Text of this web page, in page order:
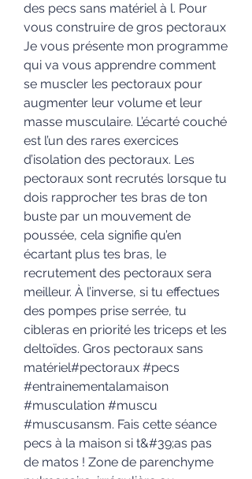
des pecs sans matériel à l. Pour
vous construire de gros pectoraux
Je vous présente mon programme
qui va vous apprendre comment
se muscler les pectoraux pour
augmenter leur volume et leur
masse musculaire. L’écarté couché
est l’un des rares exercices
d’isolation des pectoraux. Les
pectoraux sont recrutés lorsque tu
dois rapprocher tes bras de ton
buste par un mouvement de
poussée, cela signifie qu’en
écartant plus tes bras, le
recrutement des pectoraux sera
meilleur. À l’inverse, si tu effectues
des pompes prise serrée, tu
cibleras en priorité les triceps et les
deltoïdes. Gros pectoraux sans
matériel#pectoraux #pecs
#entrainementalamaison
#musculation #muscu
#muscusansm. Fais cette séance
pecs à la maison si t&#39;as pas
de matos ! Zone de parenchyme